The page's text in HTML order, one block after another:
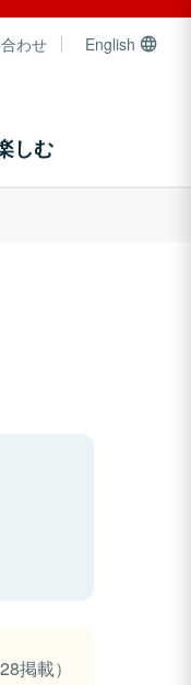
わせ English
しむ
掲載）